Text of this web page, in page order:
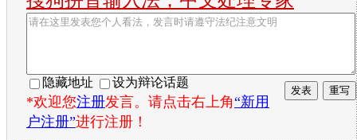
隐藏地址 设为辩论话题
*欢迎您注册发言。请点击右上角“新用
户注册”进行注册！